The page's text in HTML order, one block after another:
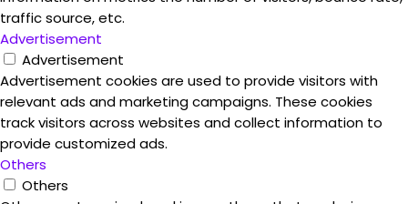
traffic source, etc.
Advertisement
Advertisement
Advertisement cookies are used to provide visitors with
relevant ads and marketing campaigns. These cookies
track visitors across websites and collect information to
provide customized ads.
Others
Others